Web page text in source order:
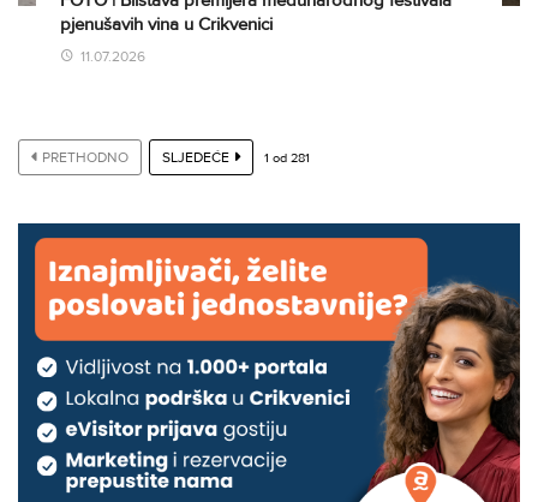
pjenušavih vina u Crikvenici
11.07.2026
PRETHODNO SLJEDEĆE 1 od 281